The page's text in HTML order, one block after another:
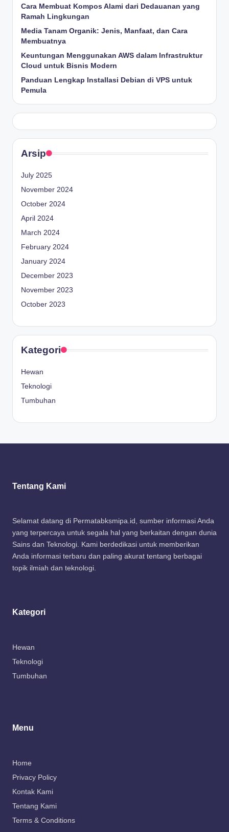
Cara Membuat Kompos Alami dari Dedauanan yang
Ramah Lingkungan
Media Tanam Organik: Jenis, Manfaat, dan Cara
Membuatnya
Keuntungan Menggunakan AWS dalam Infrastruktur
Cloud untuk Bisnis Modern
Panduan Lengkap Installasi Debian di VPS untuk
Pemula
Arsip
July 2025
November 2024
October 2024
April 2024
March 2024
February 2024
January 2024
December 2023
November 2023
October 2023
Kategori
Hewan
Teknologi
Tumbuhan
Tentang Kami
Selamat datang di Permatabksmipa.id, sumber informasi Anda
yang terpercaya untuk segala hal yang berkaitan dengan dunia
Sains dan Teknologi. Kami berdedikasi untuk memberikan
Anda informasi terbaru dan paling akurat tentang berbagai
topik ilmiah dan teknologi.
Kategori
Hewan
Teknologi
Tumbuhan
Menu
Home
Privacy Policy
Kontak Kami
Tentang Kami
Terms & Conditions